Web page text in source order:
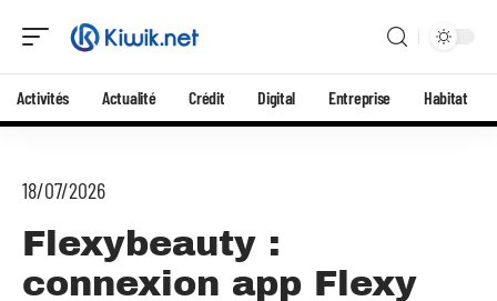
Activités Actualité Crédit Digital Entreprise Habitat
18/07/2026
Flexybeauty :
connexion app Flexy